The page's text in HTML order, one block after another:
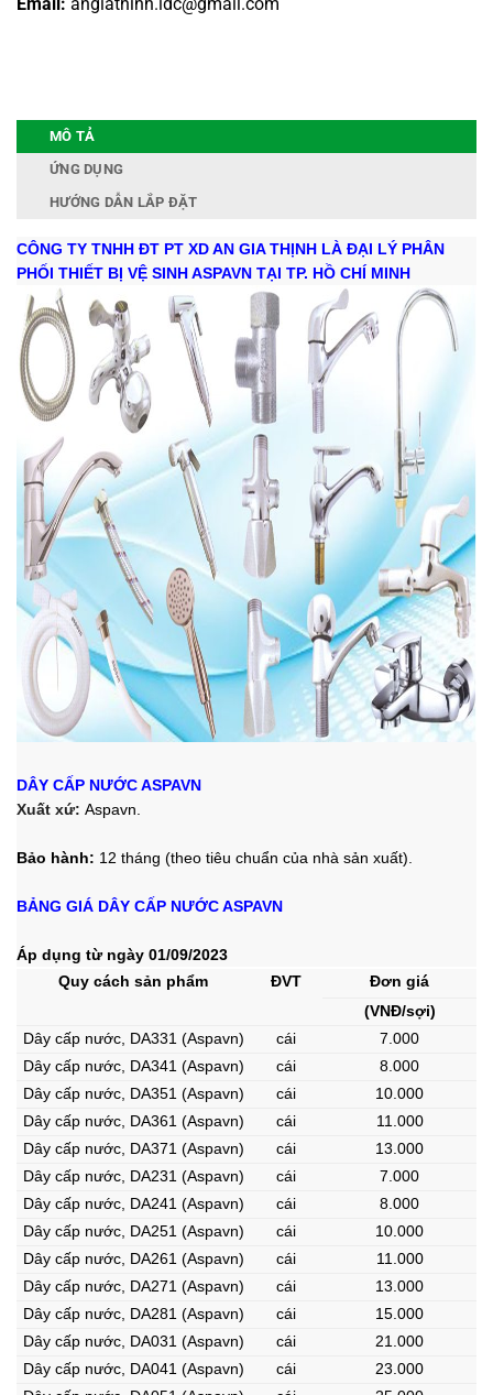
MÔ TẢ
ỨNG DỤNG
HƯỚNG DẪN LẮP ĐẶT
CÔNG TY TNHH ĐT PT XD AN GIA THỊNH LÀ ĐẠI LÝ PHÂN
PHỐI THIẾT BỊ VỆ SINH ASPAVN TẠI TP. HỒ CHÍ MINH
DÂY CẤP NƯỚC ASPAVN
Xuất xứ: Aspavn.
Bảo hành: 12 tháng (theo tiêu chuẩn của nhà sản xuất).
BẢNG GIÁ DÂY CẤP NƯỚC ASPAVN
Áp dụng từ ngày 01/09/2023
Quy cách sản phẩm
ĐVT
Đơn giá
(VNĐ/sợi)
Dây cấp nước, DA331 (Aspavn)
cái
7.000
Dây cấp nước, DA341 (Aspavn)
cái
8.000
Dây cấp nước, DA351 (Aspavn)
cái
10.000
Dây cấp nước, DA361 (Aspavn)
cái
11.000
Dây cấp nước, DA371 (Aspavn)
cái
13.000
Dây cấp nước, DA231 (Aspavn)
cái
7.000
Dây cấp nước, DA241 (Aspavn)
cái
8.000
Dây cấp nước, DA251 (Aspavn)
cái
10.000
Dây cấp nước, DA261 (Aspavn)
cái
11.000
Dây cấp nước, DA271 (Aspavn)
cái
13.000
Dây cấp nước, DA281 (Aspavn)
cái
15.000
Dây cấp nước, DA031 (Aspavn)
cái
21.000
Dây cấp nước, DA041 (Aspavn)
cái
23.000